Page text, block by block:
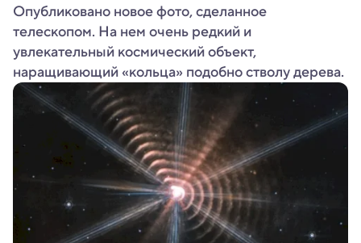
Опубликовано новое фото, сделанное
телескопом. На нем очень редкий и
увлекательный космический объект,
наращивающий «кольца» подобно стволу дерева.